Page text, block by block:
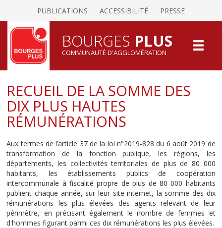
PUBLICATIONS ACCESSIBILITÉ PRESSE
BOURGES PLUS
COMMUNAUTÉ D'AGGLOMÉRATION
RECUEIL DE LA SOMME DES
DIX PLUS HAUTES
RÉMUNÉRATIONS
Aux termes de l’article 37 de la loi n°2019-828 du 6 août 2019 de
transformation de la fonction publique, les régions, les
départements, les collectivités territoriales de plus de 80 000
habitants, les établissements publics de coopération
intercommunale à fiscalité propre de plus de 80 000 habitants
publient chaque année, sur leur site internet, la somme des dix
rémunérations les plus élevées des agents relevant de leur
périmètre, en précisant également le nombre de femmes et
d'hommes figurant parmi ces dix rémunérations les plus élevées.